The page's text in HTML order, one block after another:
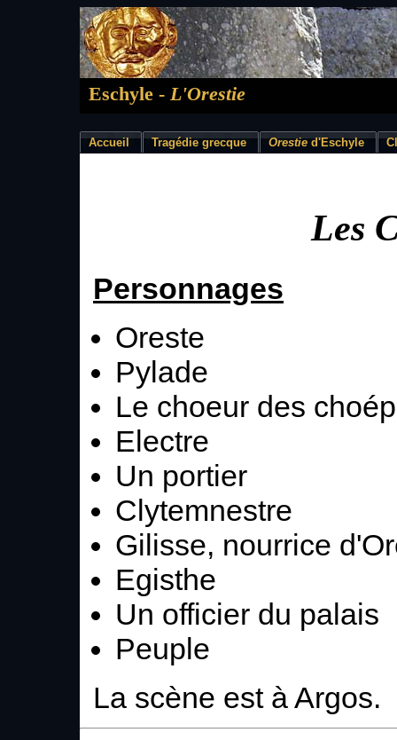
Eschyle - L'Orestie
Accueil Tragédie grecque Orestied'Eschyle
Les
Personnages
Oreste
Pylade
Le choeur des
Electre
Un portier
Clytemnestre
Gilisse, nourrice
Egisthe
Un officier du palais
Peuple
La scène est à Argos.